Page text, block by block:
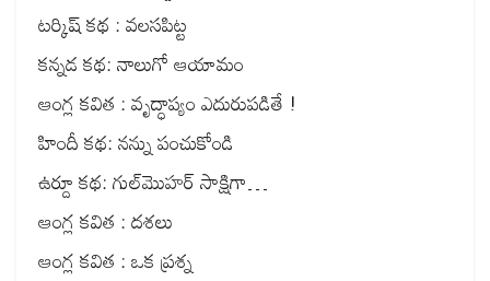
టర్కిష్ కథ : వలసపిట్ట
కన్నడ కథ: నాలుగో ఆయామం
ఆంగ్ల కవిత : వృద్ధాప్యం ఎదురుపడితే !
హిందీ కథ: నన్ను పంచుకోండి
ఉర్దూ కథ: గుల్‌మొహర్ సాక్షిగా…
ఆంగ్ల కవిత : దశలు
ఆంగ్ల కవిత : ఒక ప్రశ్న